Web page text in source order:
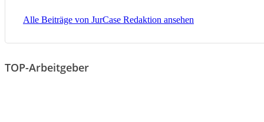
Alle Beiträge von JurCase Redaktion ansehen
TOP-Arbeitgeber